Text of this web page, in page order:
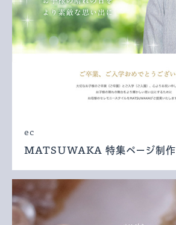
ec
MATSUWAKA 特集ページ制作